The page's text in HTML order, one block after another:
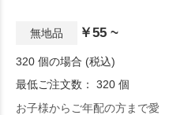
無地品 ￥55 ~
320 個の場合 (税込)
最低ご注文数： 320 個
お子様からご年配の方まで愛